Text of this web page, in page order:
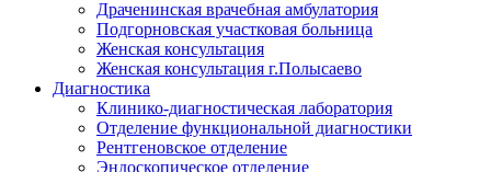
Драченинская врачебная амбулатория
Подгорновская участковая больница
Женская консультация
Женская консультация г.Полысаево
Диагностика
Клинико-диагностическая лаборатория
Отделение функциональной диагностики
Рентгеновское отделение
Эндоскопическое отделение